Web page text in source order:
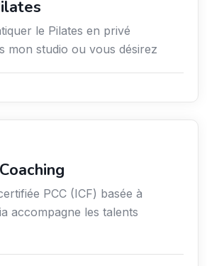
le Pilates en privé
mon studio ou vous désirez
PCC (ICF) basée à
accompagne les talents